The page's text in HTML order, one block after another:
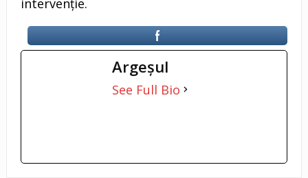
Argeşul
See Full Bio